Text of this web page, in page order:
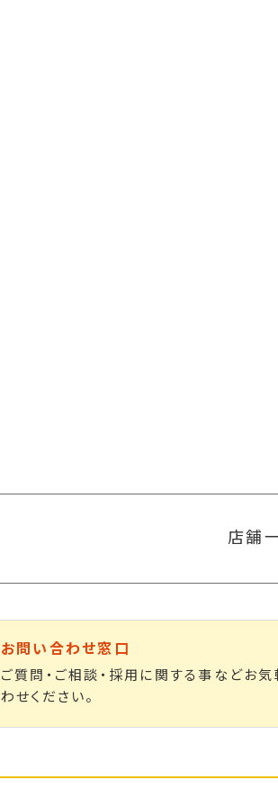
店舗
お問い合わせ窓口
ご質問・ご相談・採用に関する事などお
わせください。